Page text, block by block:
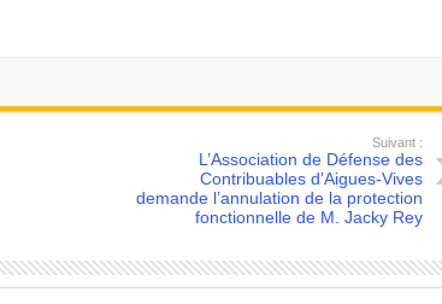
Suivant :
L’Association de Défense des
Contribuables d’Aigues-Vives
demande l’annulation de la protection
fonctionnelle de M. Jacky Rey